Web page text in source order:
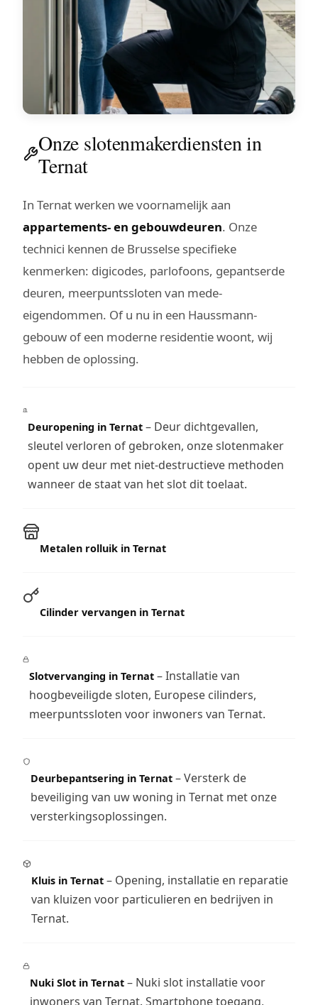
Onze slotenmakerdiensten in
Ternat
In Ternat werken we voornamelijk aan
appartements- en gebouwdeuren. Onze
technici kennen de Brusselse specifieke
kenmerken: digicodes, parlofoons, gepantserde
deuren, meerpuntssloten van mede-
eigendommen. Of u nu in een Haussmann-
gebouw of een moderne residentie woont, wij
hebben de oplossing.
Deuropening in Ternat– Deur dichtgevallen,
sleutel verloren of gebroken, onze slotenmaker
opent uw deur met niet-destructieve methoden
wanneer de staat van het slot dit toelaat.
Metalen rolluik in Ternat
Cilinder vervangen in Ternat
Slotvervanging in Ternat – Installatie van
hoogbeveiligde sloten, Europese cilinders,
meerpuntssloten voor inwoners van Ternat.
Deurbepantsering in Ternat– Versterk de
beveiliging van uw woning in Ternat met onze
versterkingsoplossingen.
Kluis in Ternat– Opening, installatie en reparatie
van kluizen voor particulieren en bedrijven in
Ternat.
Nuki Slot in Ternat– Nuki slot installatie voor
inwoners van Ternat. Smartphone toegang,